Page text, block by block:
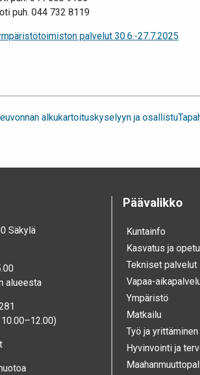
puh. 044 732 8119
palvelut 30.6.-27.7.2025
alkukartoituskyselyyn ja osallistu
Säkylä
alueesta
Päävalikko
Kunta­info
Kasvatus ja
Tekniset palvelut
Vapaa-
Ympä­ristö
Mat­kailu
Työ ja yrittä­minen
Hyvinvointi ja